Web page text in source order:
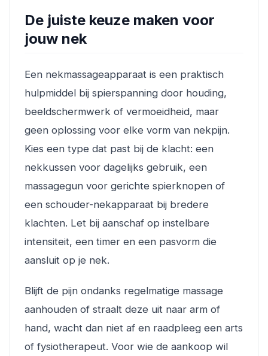
De juiste keuze maken voor
jouw nek
Een nekmassageapparaat is een praktisch
hulpmiddel bij spierspanning door houding,
beeldschermwerk of vermoeidheid, maar
geen oplossing voor elke vorm van nekpijn.
Kies een type dat past bij de klacht: een
nekkussen voor dagelijks gebruik, een
massagegun voor gerichte spierknopen of
een schouder-nekapparaat bij bredere
klachten. Let bij aanschaf op instelbare
intensiteit, een timer en een pasvorm die
aansluit op je nek.
Blijft de pijn ondanks regelmatige massage
aanhouden of straalt deze uit naar arm of
hand, wacht dan niet af en raadpleeg een arts
of fysiotherapeut. Voor wie de aankoop wil